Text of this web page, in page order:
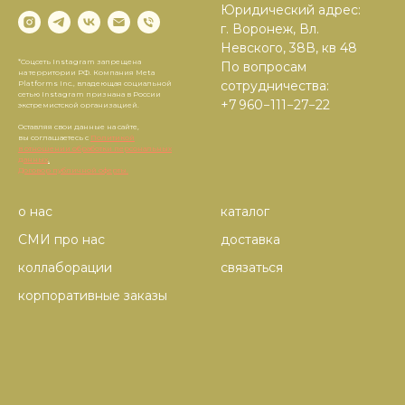
*Соцсеть Instagram запрещена
на территории РФ. Компания Meta
Platforms Inc., владеющая социальной
сетью Instagram признана в России
экстремистской организацией.
Оставляя свои данные на сайте,
вы соглашаетесь с Политикой
в отношении обработки персональных
данных
Договор публичной оферты.
Юридический адрес:
г. Воронеж, Вл.
Невского, 38В, кв 48
По вопросам
сотрудничества:
+7 960−111−27−22
о нас
СМИ про нас
коллаборации
корпоративные заказы
каталог
доставка
связаться